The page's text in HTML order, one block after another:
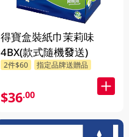
得寶盒裝紙巾茉莉味
4BX(款式隨機發送)
2件$60 指定品牌送贈品
$36.00